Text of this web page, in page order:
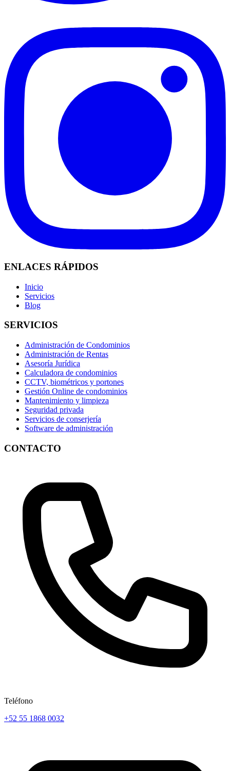
ENLACES RÁPIDOS
Inicio
Servicios
Blog
SERVICIOS
Administración de Condominios
Administración de Rentas
Asesoría Jurídica
Calculadora de condominios
CCTV, biométricos y portones
Gestión Online de condominios
Mantenimiento y limpieza
Seguridad privada
Servicios de conserjería
Software de administración
CONTACTO
Teléfono
+52 55 1868 0032